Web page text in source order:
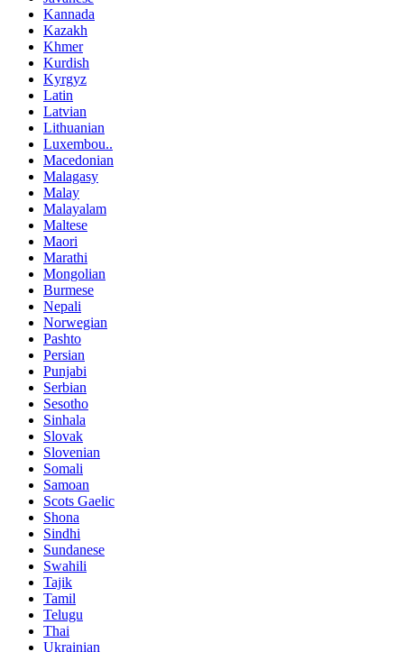
Kannada
Kazakh
Khmer
Kurdish
Kyrgyz
Latin
Latvian
Lithuanian
Luxembou..
Macedonian
Malagasy
Malay
Malayalam
Maltese
Maori
Marathi
Mongolian
Burmese
Nepali
Norwegian
Pashto
Persian
Punjabi
Serbian
Sesotho
Sinhala
Slovak
Slovenian
Somali
Samoan
Scots Gaelic
Shona
Sindhi
Sundanese
Swahili
Tajik
Tamil
Telugu
Thai
Ukrainian